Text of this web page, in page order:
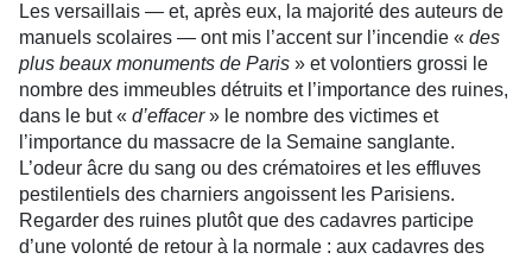
Les versaillais — et, après eux, la majorité des auteurs de
manuels scolaires — ont mis l’accent sur l’incendie « des
plus beaux monuments de Paris » et volontiers grossi le
nombre des immeubles détruits et l’importance des ruines,
dans le but « d’effacer» le nombre des victimes et
l’importance du massacre de la Semaine sanglante.
L’odeur âcre du sang ou des crématoires et les effluves
pestilentiels des charniers angoissent les Parisiens.
Regarder des ruines plutôt que des cadavres participe
d’une volonté de retour à la normale : aux cadavres des